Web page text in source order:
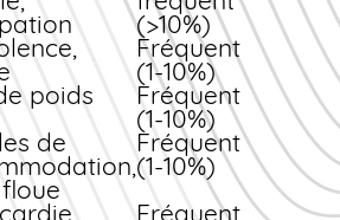
le cytochrome
3A4 et peut
les
de
le risque
indésirables.
(>10%)
Fréquent
(1-10%)
poids Fréquent
(1-10%)
de Fréquent
(1-10%)
Fréquent